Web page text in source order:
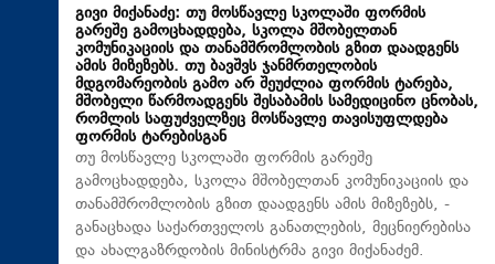
გივი მიქანაძე: თუ მოსწავლე სკოლაში ფორმის
გარეშე გამოცხადდება, სკოლა მშობელთან
კომუნიკაციის და თანამშრომლობის გზით დაადგენს
ამის მიზეზებს. თუ ბავშვს ჯანმრთელობის
მდგომარეობის გამო არ შეუძლია ფორმის ტარება,
მშობელი წარმოადგენს შესაბამის სამედიცინო ცნობას,
რომლის საფუძველზეც მოსწავლე თავისუფლდება
ფორმის ტარებისგან
თუ მოსწავლე სკოლაში ფორმის გარეშე
გამოცხადდება, სკოლა მშობელთან კომუნიკაციის და
თანამშრომლობის გზით დაადგენს ამის მიზეზებს, -
განაცხადა საქართველოს განათლების, მეცნიერებისა
და ახალგაზრდობის მინისტრმა გივი მიქანაძემ.